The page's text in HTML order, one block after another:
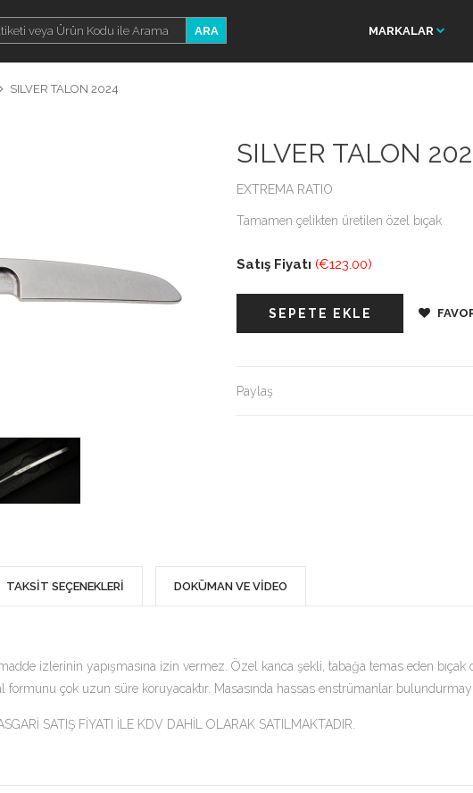
MARKALAR
ARA
SILVER TALON 2024
SILVER TALON
EXTREMA RATIO
Tamamen çelikten üretilen özel bıçak
Satış Fiyatı (€123.00)
SEPETE EKLE
Paylaş
TAKSİT SEÇENEKLERİ DOKÜMAN VE VİDEO
izlerinin yapışmasına izin vermez. Özel kanca şekli, tabağa temas eden bıçak
formunu çok uzun süre koruyacaktır. Masasında hassas enstrümanlar bulundurmayı
SATIŞ FİYATI İLE KDV DAHİL OLARAK SATILMAKTADIR.